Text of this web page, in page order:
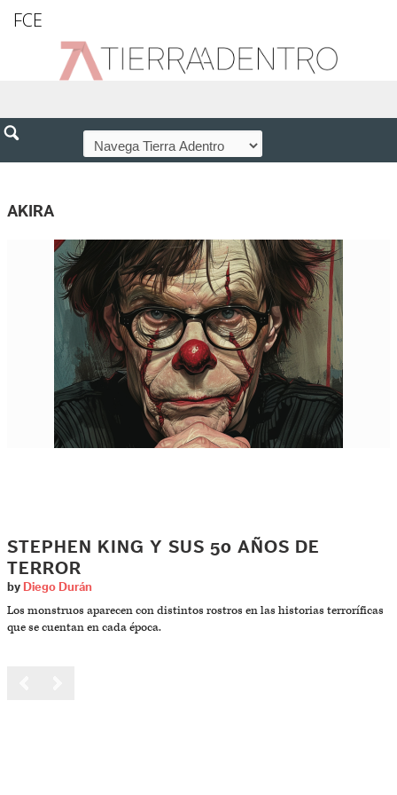
FCE
AKIRA
STEPHEN KING Y SUS 50 AÑOS DE
TERROR
by Diego Durán
Los monstruos aparecen con distintos rostros en las historias terroríficas
que se cuentan en cada época.